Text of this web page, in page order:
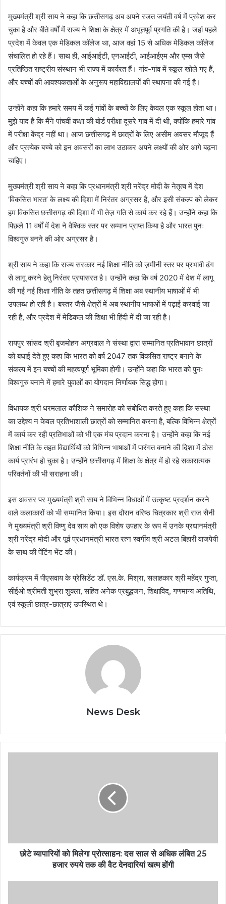
मुख्यमंत्री श्री साय ने कहा कि छत्तीसगढ़ अब अपने रजत जयंती वर्ष में प्रवेश कर
चुका है और बीते वर्षों में राज्य ने शिक्षा के क्षेत्र में अभूतपूर्व प्रगति की है। जहां पहले
प्रदेश में केवल एक मेडिकल कॉलेज था, आज वहां 15 से अधिक मेडिकल कॉलेज
संचालित हो रहे हैं। साथ ही, आईआईटी, एनआईटी, आईआईएम और एम्स जैसे
प्रतिष्ठित राष्ट्रीय संस्थान भी राज्य में कार्यरत हैं। गांव-गांव में स्कूल खोले गए हैं,
और बच्चों की आवश्यकताओं के अनुरूप महाविद्यालयों की स्थापना की गई है।
उन्होंने कहा कि हमारे समय में कई गांवों के बच्चों के लिए केवल एक स्कूल होता था।
मुझे याद है कि मैंने पांचवीं कक्षा की बोर्ड परीक्षा दूसरे गांव में दी थी, क्योंकि हमारे गांव
में परीक्षा केंद्र नहीं था। आज छत्तीसगढ़ में छात्रों के लिए असीम अवसर मौजूद हैं
और प्रत्येक बच्चे को इन अवसरों का लाभ उठाकर अपने लक्ष्यों की ओर आगे बढ़ना
चाहिए।
मुख्यमंत्री श्री साय ने कहा कि प्रधानमंत्री श्री नरेंद्र मोदी के नेतृत्व में देश
‘विकसित भारत’ के लक्ष्य की दिशा में निरंतर अग्रसर है, और इसी संकल्प को लेकर
हम विकसित छत्तीसगढ़ की दिशा में भी तेज़ गति से कार्य कर रहे हैं। उन्होंने कहा कि
पिछले 11 वर्षों में देश ने वैश्विक स्तर पर सम्मान प्राप्त किया है और भारत पुनः
विश्वगुरु बनने की ओर अग्रसर है।
श्री साय ने कहा कि राज्य सरकार नई शिक्षा नीति को ज़मीनी स्तर पर प्रभावी ढंग
से लागू करने हेतु निरंतर प्रयासरत है। उन्होंने कहा कि वर्ष 2020 में देश में लागू
की गई नई शिक्षा नीति के तहत छत्तीसगढ़ में शिक्षा अब स्थानीय भाषाओं में भी
उपलब्ध हो रही है। बस्तर जैसे क्षेत्रों में अब स्थानीय भाषाओं में पढ़ाई करवाई जा
रही है, और प्रदेश में मेडिकल की शिक्षा भी हिंदी में दी जा रही है।
रायपुर सांसद श्री बृजमोहन अग्रवाल ने संस्था द्वारा सम्मानित प्रतिभावान छात्रों
को बधाई देते हुए कहा कि भारत को वर्ष 2047 तक विकसित राष्ट्र बनाने के
संकल्प में इन बच्चों की महत्वपूर्ण भूमिका होगी। उन्होंने कहा कि भारत को पुनः
विश्वगुरु बनाने में हमारे युवाओं का योगदान निर्णायक सिद्ध होगा।
विधायक श्री धरमलाल कौशिक ने समारोह को संबोधित करते हुए कहा कि संस्था
का उद्देश्य न केवल प्रतिभाशाली छात्रों को सम्मानित करना है, बल्कि विभिन्न क्षेत्रों
में कार्य कर रही प्रतिभाओं को भी एक मंच प्रदान करना है। उन्होंने कहा कि नई
शिक्षा नीति के तहत विद्यार्थियों को विभिन्न भाषाओं में पारंगत बनाने की दिशा में ठोस
कार्य प्रारंभ हो चुका है। उन्होंने छत्तीसगढ़ में शिक्षा के क्षेत्र में हो रहे सकारात्मक
परिवर्तनों की भी सराहना की।
इस अवसर पर मुख्यमंत्री श्री साय ने विभिन्न विधाओं में उत्कृष्ट प्रदर्शन करने
वाले कलाकारों को भी सम्मानित किया। इस दौरान वरिष्ठ चित्रकार श्री राज सैनी
ने मुख्यमंत्री श्री विष्णु देव साय को एक विशेष उपहार के रूप में उनके प्रधानमंत्री
श्री नरेंद्र मोदी और पूर्व प्रधानमंत्री भारत रत्न स्वर्गीय श्री अटल बिहारी वाजपेयी
के साथ की पेंटिंग भेंट की।
कार्यक्रम में पीएसवाय के प्रेसिडेंट डॉ. एस.के. मिश्रा, सलाहकार श्री महेंद्र गुप्ता,
सीईओ श्रीमती शुभ्रा शुक्ला, सहित अनेक प्रबुद्धजन, शिक्षाविद्, गणमान्य अतिथि,
एवं स्कूली छात्र-छात्राएं उपस्थित थे।
News Desk
छोटे व्यापारियों को मिलेगा प्रोत्साहन: दस साल से अधिक लंबित 25
हजार रुपये तक की वैट देनदारियां खत्म होंगी